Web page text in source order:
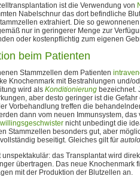
ist die Verwendung von
Nabelschnur das dort befindliche
extrahiert. Die so
nur in geringerer Menge zur
oder kostenpflichtig zum eigenen
beim Patienten
Stammzellen dem Patienten
Knochenmark mit Bestrahlungen und/
wird als Konditionierung bezeichnet.
aber desto geringer ist die
Vorbehandlung treffen die
dann vom neuen Immunsystem, das
nicht unbedingt die
Stammzellen besonders gut, aber
beseitigt. Gleiches gilt für
das Transplantat wird
übertragen. Das neue Knochenmark
mit der Produktion der Blutzellen an.